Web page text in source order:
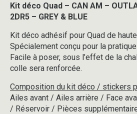
-
OUTLANDER
1000
-
2DR5
-
GREY
&
BLUE
Kit déco Quad – CAN AM –
2DR5 – GREY & BLUE
Kit déco adhésif pour Quad de
Spécialement conçu pour la
Facile à poser, sous l’effet de la
colle sera renforcée.
Composition du kit déco / stickers
Ailes avant / Ailes arrière / Face
/ Réservoir / Pièces